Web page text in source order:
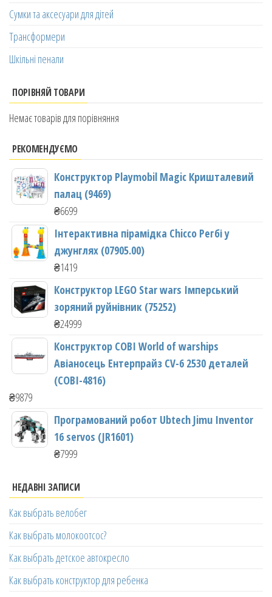
Сумки та аксесуари для дітей
Трансформери
Шкільні пенали
ПОРІВНЯЙ ТОВАРИ
Немає товарів для порівняння
РЕКОМЕНДУЄМО
Конструктор Playmobil Magic Кришталевий
палац (9469)
₴6699
Інтерактивна пірамідка Chicco Регбі у
джунглях (07905.00)
₴1419
Конструктор LEGO Star wars Імперський
зоряний руйнівник (75252)
₴24999
Конструктор COBI World of warships
Авіаносець Ентерпрайз CV-6 2530 деталей
(COBI-4816)
₴9879
Програмований робот Ubtech Jimu Inventor
16 servos (JR1601)
₴7999
НЕДАВНІ ЗАПИСИ
Как выбрать велобег
Как выбрать молокоотсос?
Как выбрать детское автокресло
Как выбрать конструктор для ребенка